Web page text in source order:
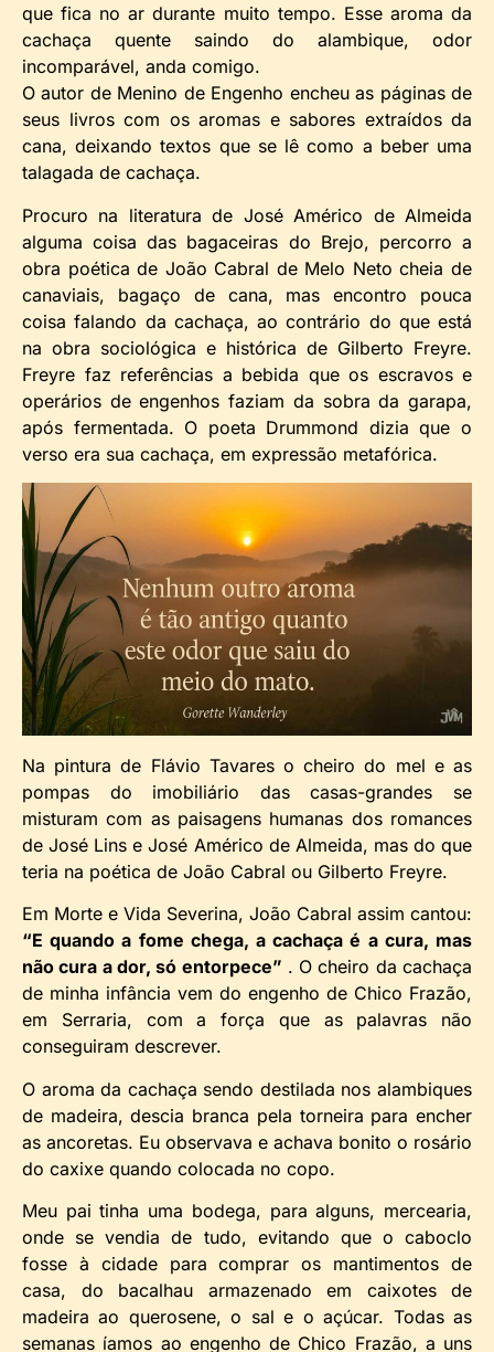
que fica no ar durante muito tempo. Esse aroma da
cachaça quente saindo do alambique, odor
incomparável, anda comigo.
O autor de Menino de Engenho encheu as páginas de
seus livros com os aromas e sabores extraídos da
cana, deixando textos que se lê como a beber uma
talagada de cachaça.
Procuro na literatura de José Américo de Almeida
alguma coisa das bagaceiras do Brejo, percorro a
obra poética de João Cabral de Melo Neto cheia de
canaviais, bagaço de cana, mas encontro pouca
coisa falando da cachaça, ao contrário do que está
na obra sociológica e histórica de Gilberto Freyre.
Freyre faz referências a bebida que os escravos e
operários de engenhos faziam da sobra da garapa,
após fermentada. O poeta Drummond dizia que o
verso era sua cachaça, em expressão metafórica.
Na pintura de Flávio Tavares o cheiro do mel e as
pompas do imobiliário das casas-grandes se
misturam com as paisagens humanas dos romances
de José Lins e José Américo de Almeida, mas do que
teria na poética de João Cabral ou Gilberto Freyre.
Em Morte e Vida Severina, João Cabral assim cantou:
“E quando a fome chega, a cachaça é a cura, mas
não cura a dor, só entorpece” . O cheiro da cachaça
de minha infância vem do engenho de Chico Frazão,
em Serraria, com a força que as palavras não
conseguiram descrever.
O aroma da cachaça sendo destilada nos alambiques
de madeira, descia branca pela torneira para encher
as ancoretas. Eu observava e achava bonito o rosário
do caxixe quando colocada no copo.
Meu pai tinha uma bodega, para alguns, mercearia,
onde se vendia de tudo, evitando que o caboclo
fosse à cidade para comprar os mantimentos de
casa, do bacalhau armazenado em caixotes de
madeira ao querosene, o sal e o açúcar. Todas as
semanas íamos ao engenho de Chico Frazão, a uns